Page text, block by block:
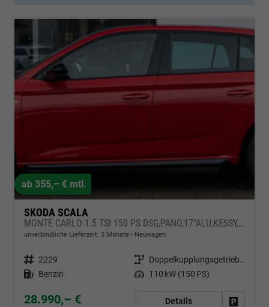
ab 355,– € mtl.
SKODA SCALA
MONTE CARLO 1.5 TSI 150 PS DSG,PANO,17"ALU,KESSY,WINTERPAKET,KAMERA, NAVIAPP
unverbindliche Lieferzeit: 3 Monate Neuwagen
Fahrzeugnr. 2229 Getriebe
Doppelkupplungsgetriebe (DSG)
Kraftstoff Benzin Leistung 110 kW (150 PS)
28.990,– € Details